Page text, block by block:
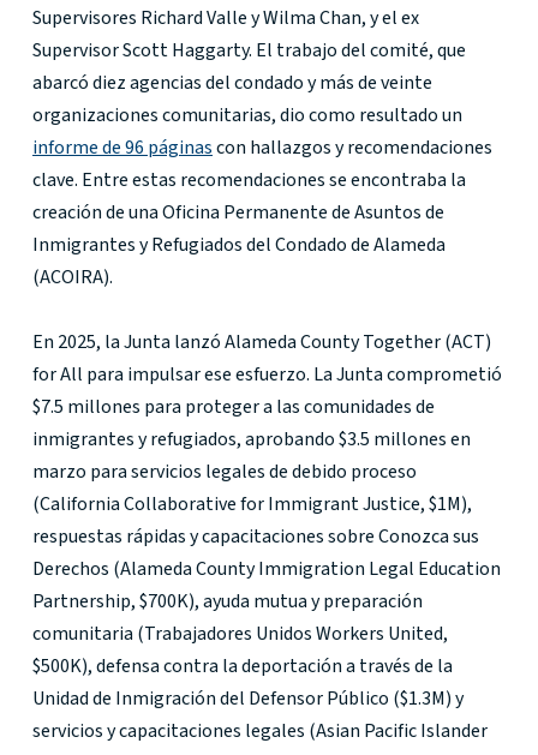
Supervisores Richard Valle y Wilma Chan, y el ex
Supervisor Scott Haggarty. El trabajo del comité, que
abarcó diez agencias del condado y más de veinte
organizaciones comunitarias, dio como resultado un
informe de 96 páginascon hallazgos y recomendaciones
clave. Entre estas recomendaciones se encontraba la
creación de una Oficina Permanente de Asuntos de
Inmigrantes y Refugiados del Condado de Alameda
(ACOIRA).
En 2025, la Junta lanzó Alameda County Together (ACT)
for All para impulsar ese esfuerzo. La Junta comprometió
$7.5 millones para proteger a las comunidades de
inmigrantes y refugiados, aprobando $3.5 millones en
marzo para servicios legales de debido proceso
(California Collaborative for Immigrant Justice, $1M),
respuestas rápidas y capacitaciones sobre Conozca sus
Derechos (Alameda County Immigration Legal Education
Partnership, $700K), ayuda mutua y preparación
comunitaria (Trabajadores Unidos Workers United,
$500K), defensa contra la deportación a través de la
Unidad de Inmigración del Defensor Público ($1.3M) y
servicios y capacitaciones legales (Asian Pacific Islander